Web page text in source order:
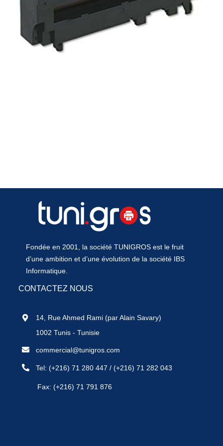
Fondée en 2001, la société TUNIGROS est le fruit
d’une ambition et d’une évolution de la société IBS
Informatique.
CONTACTEZ NOUS
14, Rue Ahmed Rami (par Alain Savary)
1002 Tunis - Tunisie
commercial@tunigros.com
Tel:(+216) 71 280 447 /(+216) 71 282 043
Fax: (+216) 71 791 876